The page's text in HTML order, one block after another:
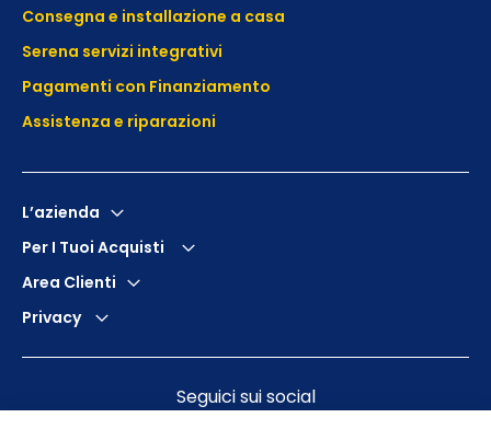
Consegna e installazione a casa
Serena servizi integrativi
Pagamenti con Finanziamento
Assistenza e riparazioni
L’azienda
Per I Tuoi Acquisti
Area Clienti
Privacy
Seguici sui social